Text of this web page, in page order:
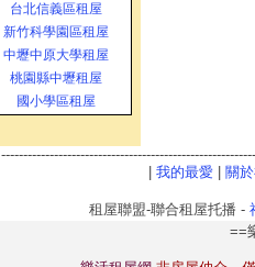
台北信義區租屋
新竹科學園區租屋
中壢中原大學租屋
桃園縣中壢租屋
國小學區租屋
我的最愛 關
租屋聯盟-聯合租屋托播 -
==